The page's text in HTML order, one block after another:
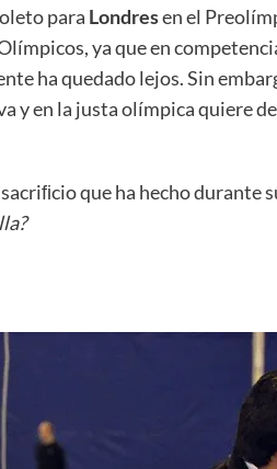
para Londresen el
ya que en
ha quedado lejos. Sin
y en la justa olímpica quiere
que ha hecho durante